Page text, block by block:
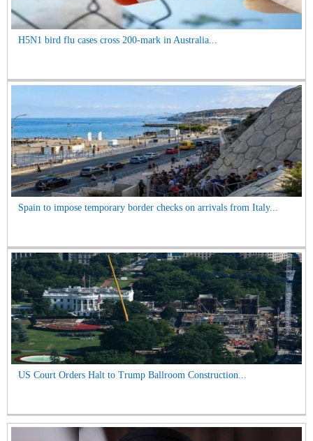
H5N1 bird flu cases cross 200-mark in Australia...
Spain to impose temporary border checks on arrivals from Italy...
US Court Orders Halt to Trump Ballroom Construction...